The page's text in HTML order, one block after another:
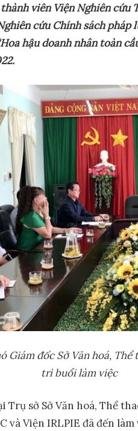
viên Viện Nghiên cứu
cứu Chính sách
hậu doanh nhân toàn
Giám đốc Sở Văn hoá,
trì buổi làm việc
Trụ sở Sở Văn hoá, Thể
và Viện IRLPIE đã đến